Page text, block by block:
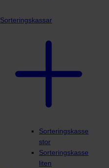
Sorteringskassar
Sorteringskasse
stor
Sorteringskasse
liten